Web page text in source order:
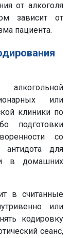
от алкоголя
зависит от
пациента.
или
клиники по
подготовки
со
антидота для
в домашних
в считанные
или
кодировку
сеанс,